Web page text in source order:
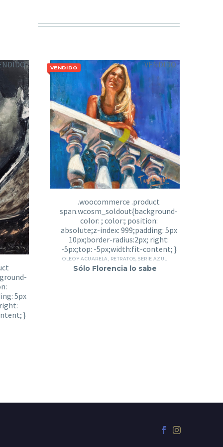
VENDIDO VENDIDO
OLEO Y ACUARELA RETRATOS ,SERIE AZUL
Sólo Florencia lo sabe